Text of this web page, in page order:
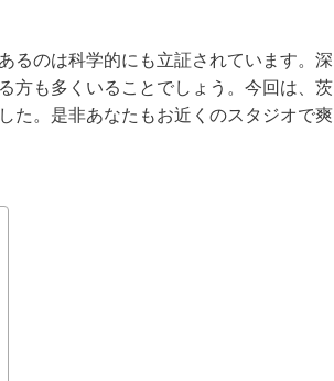
るのは科学的にも立証されています。深
方も多くいることでしょう。今回は、茨
た。是非あなたもお近くのスタジオで爽